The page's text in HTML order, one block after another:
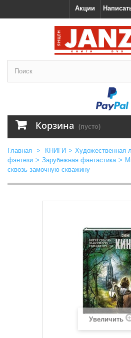
Акции
Корзина (пусто)
Главная > КНИГИ > Художественная
фэнтези > Зарубежная фантастика >
сквозь замочную скважину
Увеличить